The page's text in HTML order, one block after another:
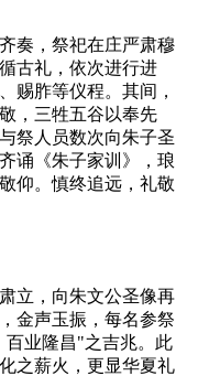
奏，祭祀在庄严肃穆
古礼，依次进行进
赐胙等仪程。其间，
，三牲五谷以奉先
祭人员数次向朱子圣
诵《朱子家训》，琅
仰。慎终追远，礼敬
立，向朱文公圣像再
金声玉振，每名参祭
百业隆昌"之吉兆。此
之薪火，更显华夏礼